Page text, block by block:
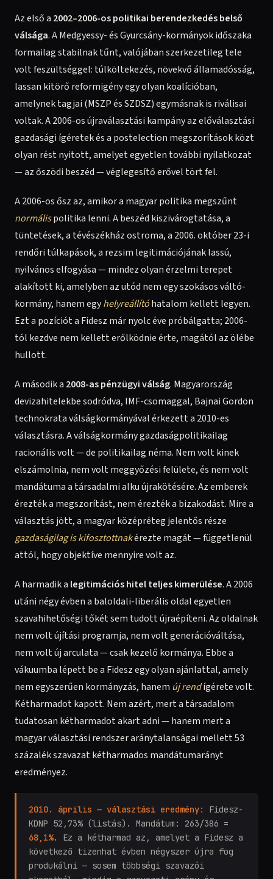
Az első a 2002–2006-os politikai berendezkedés belső
válsága. A Medgyessy- és Gyurcsány-kormányok időszaka
formailag stabilnak tűnt, valójában szerkezetileg tele
volt feszültséggel: túlköltekezés, növekvő államadósság,
lassan kitörő reformigény egy olyan koalícióban,
amelynek tagjai (MSZP és SZDSZ) egymásnak is riválisai
voltak. A 2006-os újraválasztási kampány az előválasztási
gazdasági ígéretek és a postelection megszorítások közt
olyan rést nyitott, amelyet egyetlen további nyilatkozat
— az őszödi beszéd — véglegesítő erővel tört fel.
A 2006-os ősz az, amikor a magyar politika megszűnt
normálispolitika lenni. A beszéd kiszivárogtatása, a
tüntetések, a tévészékház ostroma, a 2006. október 23-i
rendőri túlkapások, a rezsim legitimációjának lassú,
nyilvános elfogyása — mindez olyan érzelmi terepet
alakított ki, amelyben az utód nem egy szokásos váltó-
kormány, hanem egyhelyreállítóhatalom kellett legyen.
Ezt a pozíciót a Fidesz már nyolc éve próbálgatta; 2006-
tól kezdve nem kellett erőlködnie érte, magától az ölébe
hullott.
A második a 2008-as pénzügyi válság. Magyarország
devizahitelekbe sodródva, IMF-csomaggal, Bajnai Gordon
technokrata válságkormányával érkezett a 2010-es
választásra. A válságkormány gazdaságpolitikailag
racionális volt — de politikailag néma. Nem volt kinek
elszámolnia, nem volt meggyőzési felülete, és nem volt
mandátuma a társadalmi alku újrakötésére. Az emberek
érezték a megszorítást, nem érezték a bizakodást. Mire a
választás jött, a magyar középréteg jelentős része
gazdaságilag is kifosztottnakérezte magát — függetlenül
attól, hogy objektíve mennyire volt az.
A harmadik a legitimációs hitel teljes kimerülése. A 2006
utáni négy évben a baloldali-liberális oldal egyetlen
szavahihetőségi tőkét sem tudott újraépíteni. Az oldalnak
nem volt újítási programja, nem volt generációváltása,
nem volt új arculata — csak kezelő kormánya. Ebbe a
vákuumba lépett be a Fidesz egy olyan ajánlattal, amely
nem egyszerűen kormányzás, hanem új rendígérete volt.
Kétharmadot kapott. Nem azért, mert a társadalom
tudatosan kétharmadot akart adni — hanem mert a
magyar választási rendszer aránytalanságai mellett 53
százalék szavazat kétharmados mandátumarányt
eredményez.
2010. április — választási eredmény:
Fidesz-
KDNP 52,73% (listás). Mandátum: 263/386 =
68,1%. Ez a kétharmad az, amelyet a Fidesz a
következő tizenhat évben négyszer újra fog
produkálni — sosem többségi szavazói